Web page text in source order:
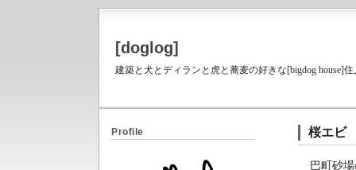
[doglog]
建築と犬とディランと虎と蕎麦の好きな[bigdog house]
桜エビ
巴町砂
Profile